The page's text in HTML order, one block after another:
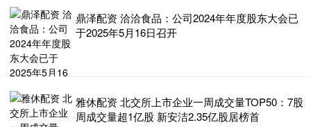
鼎泽配资 洽洽食品：公司2024年年度股东大会已
于2025年5月16日召开
雅休配资 北交所上市企业一周成交量TOP50：7股
周成交量超1亿股 新安洁2.35亿股居榜首